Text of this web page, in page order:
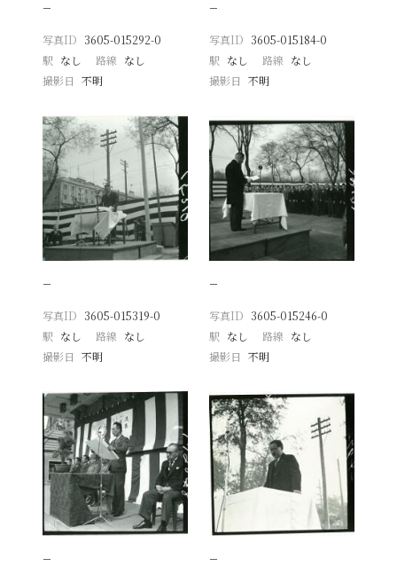
−
写真ID 3605-015292-0
駅 なし 路線 なし
撮影日
不明
−
写真ID 3605-015184-0
駅 なし 路線 なし
撮影日 不明
−
写真ID 3605-015319-0
駅 なし 路線 なし
撮影日
不明
−
写真ID 3605-015246-0
駅 なし 路線 なし
撮影日 不明
− −